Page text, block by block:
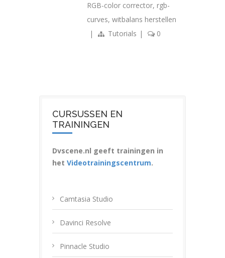
RGB-color corrector, rgb-
curves, witbalans herstellen
|
Tutorials | 0
CURSUSSEN EN
TRAININGEN
Dvscene.nl geeft trainingen in
het Videotrainingscentrum.
Camtasia Studio
Davinci Resolve
Pinnacle Studio